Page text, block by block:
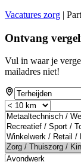
Vacatures zorg |
Ontvang
Vul in waar je
mailadres niet!